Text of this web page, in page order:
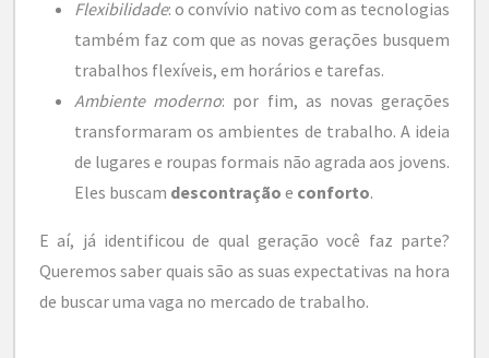
Flexibilidade: o convívio nativo com as tecnologias
também faz com que as novas gerações busquem
trabalhos flexíveis, em horários e tarefas.
Ambiente moderno: por fim, as novas gerações
transformaram os ambientes de trabalho. A ideia
de lugares e roupas formais não agrada aos jovens.
Eles buscam descontração e conforto.
E aí, já identificou de qual geração você faz parte?
Queremos saber quais são as suas expectativas na hora
de buscar uma vaga no mercado de trabalho.